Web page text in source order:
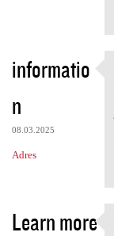
informatio
n
08.03.2025
Adres
Learn more